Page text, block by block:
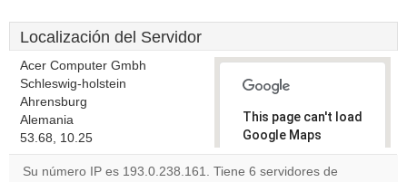
Localización del Servidor
Acer Computer Gmbh
Schleswig-holstein
Ahrensburg
Alemania
53.68, 10.25
This page can't load
Google Maps
correctly.
Su número IP es 193.0.238.161. Tiene 6 servidores de